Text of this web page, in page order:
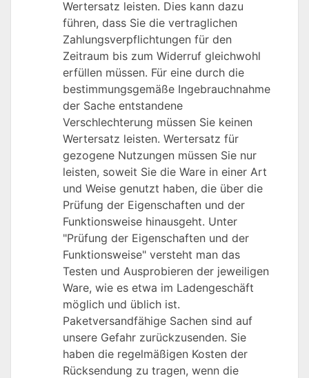
Wertersatz leisten. Dies kann dazu
führen, dass Sie die vertraglichen
Zahlungsverpflichtungen für den
Zeitraum bis zum Widerruf gleichwohl
erfüllen müssen. Für eine durch die
bestimmungsgemäße Ingebrauchnahme
der Sache entstandene
Verschlechterung müssen Sie keinen
Wertersatz leisten. Wertersatz für
gezogene Nutzungen müssen Sie nur
leisten, soweit Sie die Ware in einer Art
und Weise genutzt haben, die über die
Prüfung der Eigenschaften und der
Funktionsweise hinausgeht. Unter
"Prüfung der Eigenschaften und der
Funktionsweise" versteht man das
Testen und Ausprobieren der jeweiligen
Ware, wie es etwa im Ladengeschäft
möglich und üblich ist.
Paketversandfähige Sachen sind auf
unsere Gefahr zurückzusenden. Sie
haben die regelmäßigen Kosten der
Rücksendung zu tragen, wenn die